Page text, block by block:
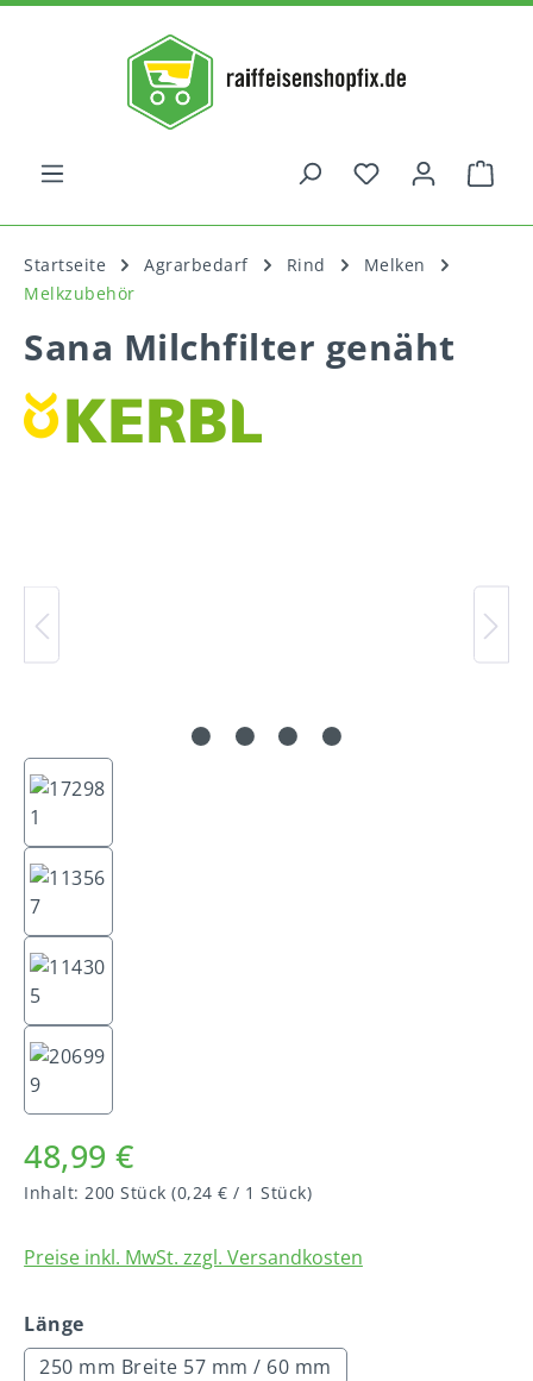
Startseite Agrarbedarf Rind
Melken
Melkzubehör
Sana Milchfilter genäht
48,99 €
Inhalt: 200 Stück (0,24 € / 1 Stück)
Preise inkl. MwSt. zzgl. Versandkosten
Längeauswählen
250 mm Breite 57 mm / 60 mm